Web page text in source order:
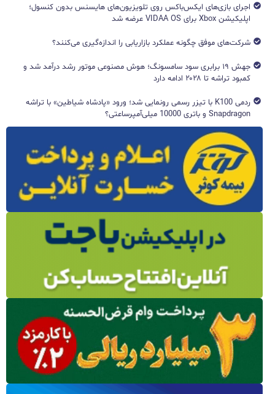
اجرای بازی‌های ایکس‌باکس روی تلویزیون‌های هایسنس بدون کنسول؛
اپلیکیشن Xbox برای VIDAA OS عرضه شد
شرکت‌های موفق چگونه عملکرد بازاریابی را اندازه‌گیری می‌کنند؟
جهش ۱۹ برابری سود سامسونگ؛ هوش مصنوعی موتور رشد درآمد شد و
کمبود تراشه تا ۲۰۲۸ ادامه دارد
ردمی K100 با تیزر رسمی رونمایی شد؛ ورود «پادشاه شیاطین» با تراشه
Snapdragon و باتری 10000 میلی‌آمپرساعتی؟